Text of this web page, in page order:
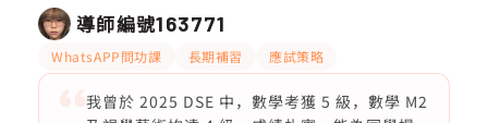
導師編號163771
WhatsAPP問功課 長期補習 應試策略
我曾於 2025 DSE 中，數學考獲 5 級，數學 M2